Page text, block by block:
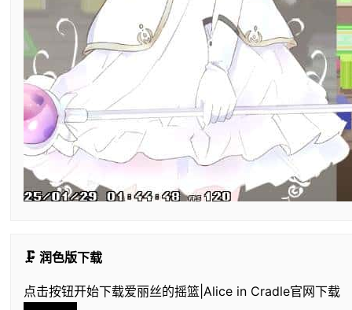
🗜️ 润色版下载
点击按钮开始下载爱丽丝的摇篮|Alice in Cradle官网下载